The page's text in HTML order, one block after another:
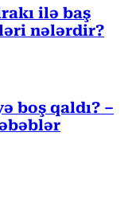
ilə baş
nələrdir?
boş qaldı? –